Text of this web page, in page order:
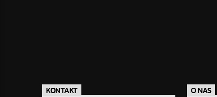
KONTAKT O NAS